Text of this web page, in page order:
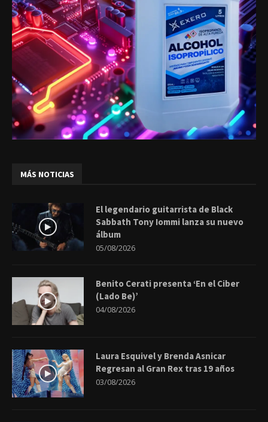
MÁS NOTICIAS
El legendario guitarrista de Black
Sabbath Tony Iommi lanza su nuevo
álbum
05/08/2026
Benito Cerati presenta ‘En el Ciber
(Lado Be)’
04/08/2026
Laura Esquivel y Brenda Asnicar
Regresan al Gran Rex tras 19 años
03/08/2026